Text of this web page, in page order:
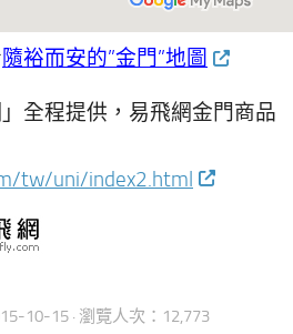
隨裕而安的”金門”地圖
全程提供，易飛網金門商品
tw/uni/index2.html
10-15 · 瀏覽人次：12,773